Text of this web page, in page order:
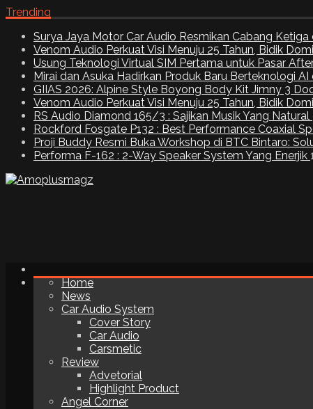
Trending
Surya Jaya Motor Car Audio Resmikan Cabang
Venom Audio Perkuat Visi Menuju 25 Tahun, Bidik
Usung Teknologi Virtual SIM Pertama untuk Pasar
Mirai dan Asuka Hadirkan Produk Baru Berteknologi
GIIAS 2026: Alpine Style Boyong Body Kit Jimny 3
Venom Audio Perkuat Visi Menuju 25 Tahun, Bidik
RS Audio Diamond 165/3 : Sajikan Musik Yang Natural
Rockford Fosgate P132 : Best Performance Coaxial
Proji Buddy Resmi Buka Workshop di BTC Bintaro:
Performa F-162 : 2-Way Speaker System Yang Enerjik
Home
News
Car Audio System
Cover Story
Car Audio
Carsmetic
Review
Advetorial
Highlight Product
Angel Corner